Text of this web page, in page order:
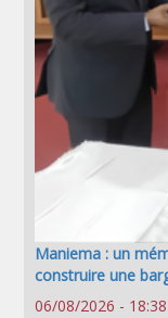
Maniema : un
construire une
06/08/2026 - 18:38